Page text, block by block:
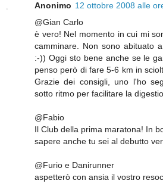
Anonimo 12 ottobre 2008 alle
@Gian Carlo
è vero! Nel momento in cui mi
camminare. Non sono abituato
:-)) Oggi sto bene anche se le
penso però di fare 5-6 km in
Grazie dei consigli, uno l'ho
sotto ritmo per facilitare la
@Fabio
Il Club della prima maratona! In
sapere anche tu sei al debutto
@Furio e Danirunner
aspetterò con ansia il vostro